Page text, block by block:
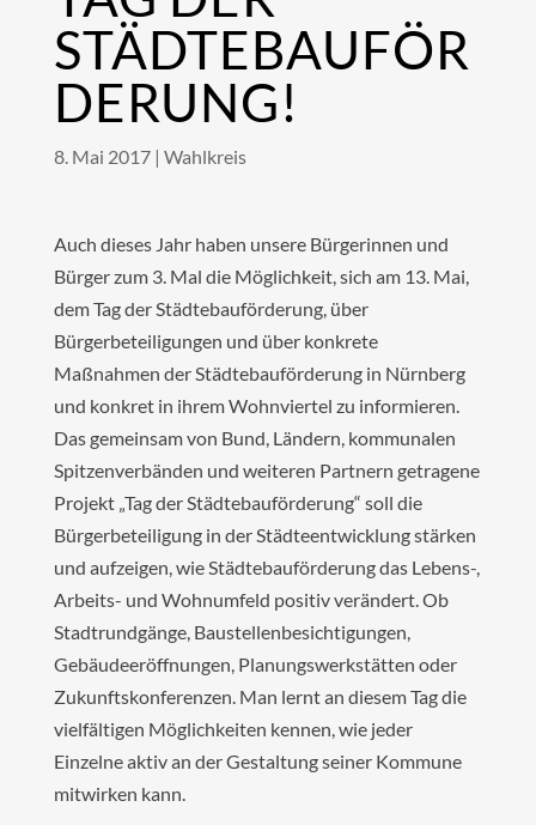
STÄDTEBAUFÖR
DERUNG!
8. Mai 2017| Wahlkreis
Auch dieses Jahr haben unsere Bürgerinnen und
Bürger zum 3. Mal die Möglichkeit, sich am 13. Mai,
dem Tag der Städtebauförderung, über
Bürgerbeteiligungen und über konkrete
Maßnahmen der Städtebauförderung in Nürnberg
und konkret in ihrem Wohnviertel zu informieren.
Das gemeinsam von Bund, Ländern, kommunalen
Spitzenverbänden und weiteren Partnern getragene
Projekt „Tag der Städtebauförderung“ soll die
Bürgerbeteiligung in der Städteentwicklung stärken
und aufzeigen, wie Städtebauförderung das Lebens-,
Arbeits- und Wohnumfeld positiv verändert. Ob
Stadtrundgänge, Baustellenbesichtigungen,
Gebäudeeröffnungen, Planungswerkstätten oder
Zukunftskonferenzen. Man lernt an diesem Tag die
vielfältigen Möglichkeiten kennen, wie jeder
Einzelne aktiv an der Gestaltung seiner Kommune
mitwirken kann.